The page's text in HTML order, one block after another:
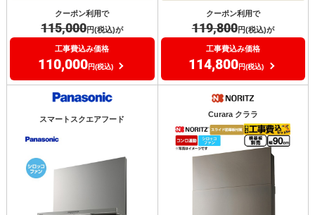
クーポン利用で
115,000円(税込)が
工事費込み価格
110,000円(税込)
クーポン利用で
119,800円(税込)が
工事費込み価格
114,800円(税込)
スマートスクエアフード
Curara クララ